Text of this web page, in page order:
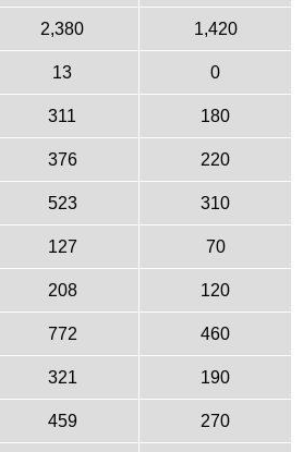
2,380 1,420
13 0
311 180
376 220
523 310
127 70
208 120
772 460
321 190
459 270